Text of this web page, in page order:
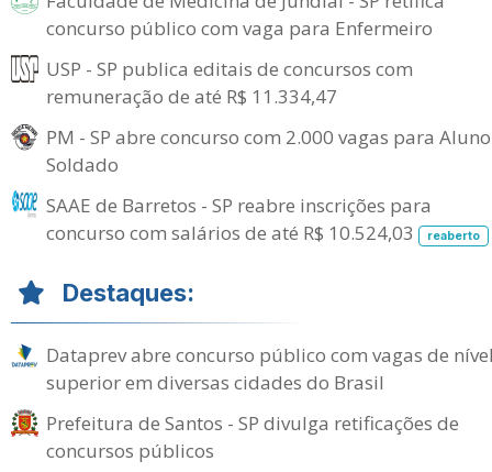
concurso público com vaga para Enfermeiro
USP - SP publica editais de concursos com
remuneração de até R$ 11.334,47
PM - SP abre concurso com 2.000 vagas para
Soldado
SAAE de Barretos - SP reabre inscrições para
concurso com salários de até R$ 10.524,03
reaberto
Destaques:
Dataprev abre concurso público com vagas de
superior em diversas cidades do Brasil
Prefeitura de Santos - SP divulga retificações de
concursos públicos